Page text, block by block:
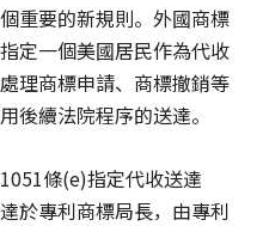
重要的新規則。外國商標
定一個美國居民作為代收
理商標申請、商標撤銷等
後續法院程序的送達。
條(e)指定代收送達
於專利商標局長，由專利